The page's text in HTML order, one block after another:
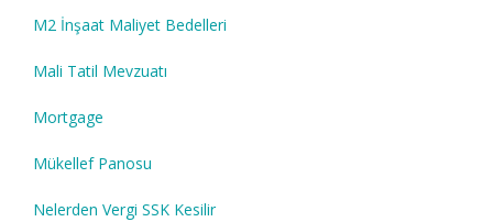
M2 İnşaat Maliyet Bedelleri
Mali Tatil Mevzuatı
Mortgage
Mükellef Panosu
Nelerden Vergi SSK Kesilir